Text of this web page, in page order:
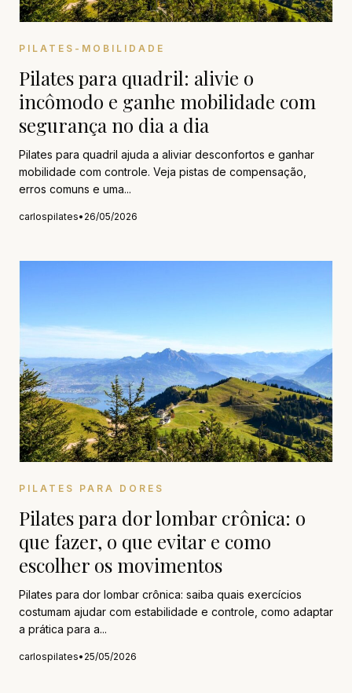
PILATES-MOBILIDADE
Pilates para quadril: alivie o
incômodo e ganhe mobilidade com
segurança no dia a dia
Pilates para quadril ajuda a aliviar desconfortos e ganhar
mobilidade com controle. Veja pistas de compensação,
erros comuns e uma...
carlospilates• 26/05/2026
PILATES PARA DORES
Pilates para dor lombar crônica: o
que fazer, o que evitar e como
escolher os movimentos
Pilates para dor lombar crônica: saiba quais exercícios
costumam ajudar com estabilidade e controle, como adaptar
a prática para a...
carlospilates• 25/05/2026